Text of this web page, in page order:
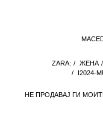
НЕ ПРОДАВАЈ ГИ
ZARA: / ЖЕНА /
/
I2024-